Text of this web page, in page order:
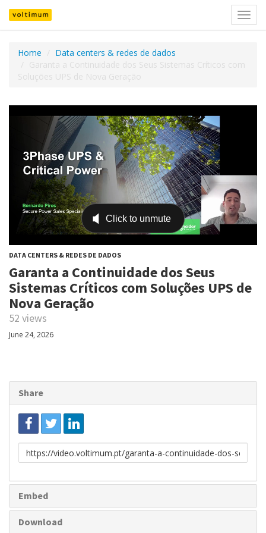
Home
Data centers & redes de dados
Garanta a Continuidade dos Seus Sistemas Críticos com
Soluções UPS de Nova Geração
DATA CENTERS & REDES DE DADOS
Garanta a Continuidade dos Seus
Sistemas Críticos com Soluções UPS de
Nova Geração
52 views
June 24, 2026
Share
Link
to
Embed
Download